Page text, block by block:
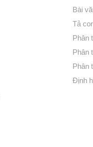
Bài
Tả
Phân
Phân
Phân
Định